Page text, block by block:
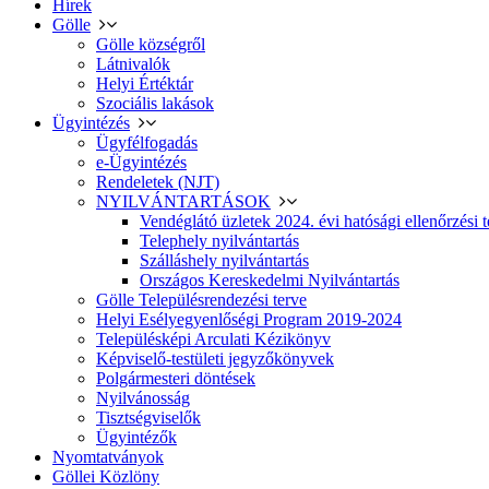
Hírek
Gölle
Gölle községről
Látnivalók
Helyi Értéktár
Szociális lakások
Ügyintézés
Ügyfélfogadás
e-Ügyintézés
Rendeletek (NJT)
NYILVÁNTARTÁSOK
Vendéglátó üzletek 2024. évi hatósági ellenőrzési
Telephely nyilvántartás
Szálláshely nyilvántartás
Országos Kereskedelmi Nyilvántartás
Gölle Településrendezési terve
Helyi Esélyegyenlőségi Program 2019-2024
Településképi Arculati Kézikönyv
Képviselő-testületi jegyzőkönyvek
Polgármesteri döntések
Nyilvánosság
Tisztségviselők
Ügyintézők
Nyomtatványok
Göllei Közlöny